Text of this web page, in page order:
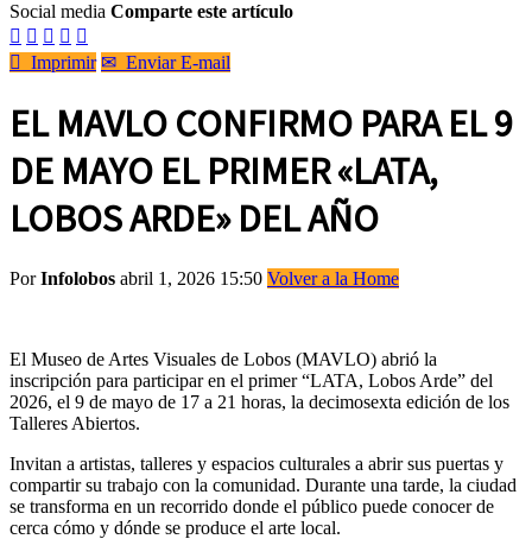
Social media Comparte este artículo
    
 Imprimir ✉ Enviar E-mail
EL MAVLO CONFIRMO PARA EL 9
DE MAYO EL PRIMER «LATA,
LOBOS ARDE» DEL AÑO
PorInfolobos abril 1, 2026 15:50 Volver a la Home
El Museo de Artes Visuales de Lobos (MAVLO) abrió la
inscripción para participar en el primer “LATA, Lobos Arde” del
2026, el 9 de mayo de 17 a 21 horas, la decimosexta edición de los
Talleres Abiertos.
Invitan a artistas, talleres y espacios culturales a abrir sus puertas y
compartir su trabajo con la comunidad. Durante una tarde, la ciudad
se transforma en un recorrido donde el público puede conocer de
cerca cómo y dónde se produce el arte local.